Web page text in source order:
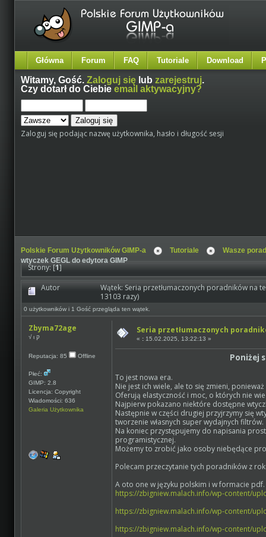
Główna Forum FAQ Tutoriale Download
Witamy, Gość. Zaloguj się lub zarejestruj.
Czy dotarł do Ciebie email aktywacyjny?
Zaloguj się podając nazwę użytkownika, hasło i długość sesji
Polskie Forum Użytkowników GIMP-a Tutoriale
Wasze
wtyczek GEGL do edytora GIMP
Strony: [1]
Autor
Wątek: Seria przetłumaczonych poradników na
13103 razy)
0 użytkowników i 1 Gość przegląda ten wątek.
Zbyma72age
√ ι ק
Reputacja: 85 Offline
Płeć:
GIMP: 2.8
Licencja: Copyright
Wiadomości: 636
Galeria Użytkownika
Seria przetłumaczonych
« : 15.02.2025, 13:22:13 »
Poniżej
To jest nowa era.
Nie jest ich wiele, ale to się zmieni,
Oferują elastyczność i moc, o których nie
Najpierw pokazano niektóre dostępne
Następnie w części drugiej przyjrzymy się
tworzenie własnych super wydajnych filtrów.
Na koniec przystępujemy do napisania
programistycznej.
Możemy to zrobić jako osoby niebędące
Polecam przeczytanie tych poradników z
A oto one w języku polskim i w formacie pdf.
https://zbigniew.malach.info/wp-content/
https://zbigniew.malach.info/wp-content/
https://zbigniew.malach.info/wp-content/